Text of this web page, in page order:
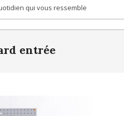
qui vous ressemble
entrée